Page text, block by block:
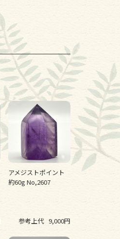
アメジストポイント
約60g No,2607
参考上代 9,000円